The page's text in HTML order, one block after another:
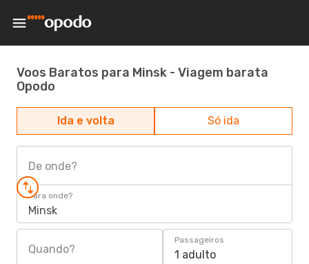
Voos Baratos para Minsk - Viagem barata
Opodo
Ida e volta Só ida
De onde?
Para onde?
Minsk
Quando?
Passageiros
1 adulto